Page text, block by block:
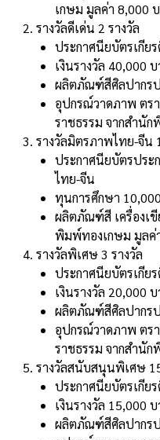
เกษม มูลค่า 8,000
รางวัลดีเด่น 2 รางวัล
ประกาศนียบัตรเกีย
เงินรางวัล 40,000
ผลิตภัณฑ์สีศิลปากร
อุปกรณ์วาดภาพ ตร
ราชธรรม จากสํานั
รางวัลมิตรภาพไทย-จีน
ประกาศนียบัตรประ
ไทย-จีน
ทุนการศึกษา
ผลิตภัณฑ์สี เครื่องเ
พิมพ์ทองเกษม มูลค่
รางวัลพิเศษ 3 รางวัล
ประกาศนียบัตรเกีย
เงินรางวัล 20,000
ผลิตภัณฑ์สีศิลปากร
อุปกรณ์วาดภาพ ตร
ราชธรรม จากสํานั
รางวัลสนับสนุนพิเศษ
ประกาศนียบัตรเกี
เงินรางวัล 15,000
ผลิตภัณฑ์สีศิลปากร